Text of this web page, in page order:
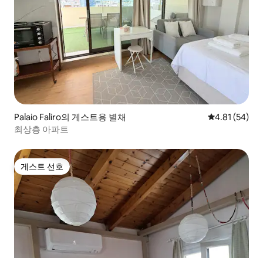
Palaio Faliro의 게스트용 별채 평점 4.81점
4.81 (54)
최상층 아파트
게스트 선호
게스트 선호